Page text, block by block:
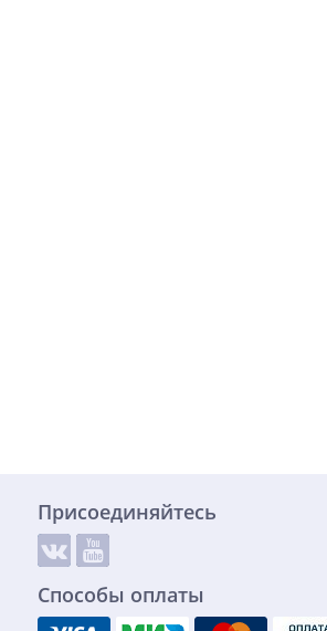
Присоединяйтесь
Способы оплаты